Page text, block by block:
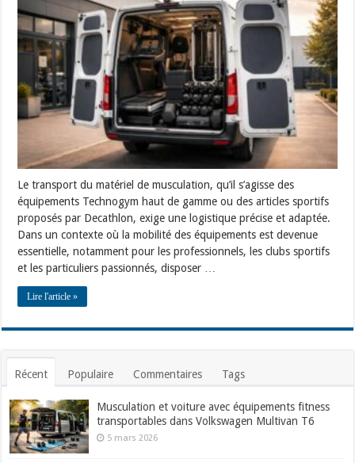
du
matériel
de
musculation
Technogym
et
Decathlon
avec
fourgon
Mercedes
Sprinter
Le transport du matériel de musculation, qu’il s’agisse des
équipements Technogym haut de gamme ou des articles sportifs
proposés par Decathlon, exige une logistique précise et adaptée.
Dans un contexte où la mobilité des équipements est devenue
essentielle, notamment pour les professionnels, les clubs sportifs
et les particuliers passionnés, disposer …
Lire l'article »
Récent Populaire Commentaires Tags
Musculation et voiture avec équipements fitness
transportables dans Volkswagen Multivan T6
5 mars 2026